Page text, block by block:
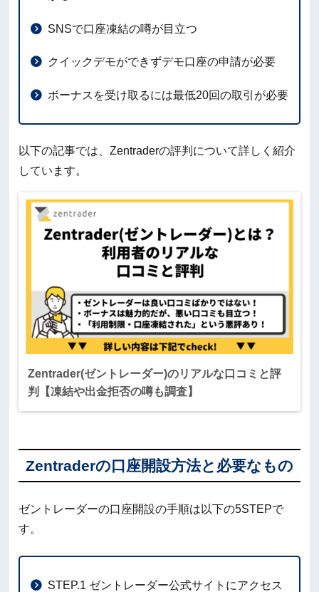
SNSで口座凍結の噂が目立つ
クイックデモができずデモ口座の申請が必要
ボーナスを受け取るには最低20回の取引が必要
以下の記事では、Zentraderの評判について詳しく紹介
しています。
Zentrader(ゼントレーダー)のリアルな口コミと評
判【凍結や出金拒否の噂も調査】
Zentraderの口座開設方法と必要なもの
ゼントレーダーの口座開設の手順は以下の5STEPで
す。
STEP.1 ゼントレーダー公式サイトにアクセス